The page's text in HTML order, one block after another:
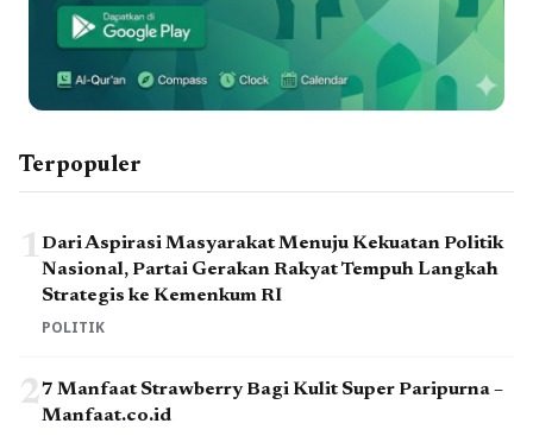
Terpopuler
1 Dari Aspirasi Masyarakat Menuju Kekuatan Politik
Nasional, Partai Gerakan Rakyat Tempuh Langkah
Strategis ke Kemenkum RI
POLITIK
27 Manfaat Strawberry Bagi Kulit Super Paripurna –
Manfaat.co.id